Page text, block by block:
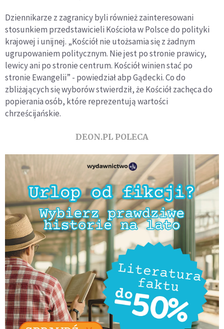
Dziennikarze z zagranicy byli również zainteresowani
stosunkiem przedstawicieli Kościoła w Polsce do polityki
krajowej i unijnej. „Kościół nie utożsamia się z żadnym
ugrupowaniem politycznym. Nie jest po stronie prawicy,
lewicy ani po stronie centrum. Kościół winien stać po
stronie Ewangelii” - powiedział abp Gądecki. Co do
zbliżających się wyborów stwierdził, że Kościół zachęca do
popierania osób, które reprezentują wartości
chrześcijańskie.
DEON.PL POLECA